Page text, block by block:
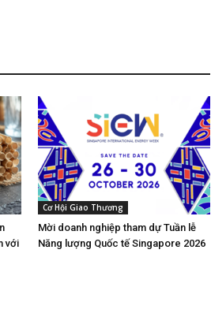
với
Cơ Hội Giao Thương
Mời doanh nghiệp tham dự Tuần lễ
Năng lượng Quốc tế Singapore 2026